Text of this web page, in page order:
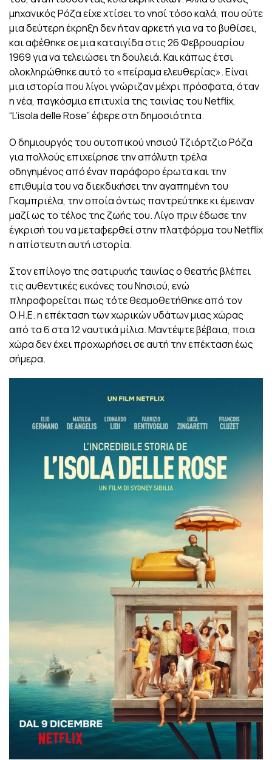
μηχανικός Ρόζα είχε χτίσει το νησί τόσο καλά, που ούτε
μια δεύτερη έκρηξη δεν ήταν αρκετή για να το βυθίσει,
και αφέθηκε σε μια καταιγίδα στις 26 Φεβρουαρίου
1969 για να τελειώσει τη δουλειά. Και κάπως έτσι
ολοκληρώθηκε αυτό το «πείραμα ελευθερίας». Είναι
μια ιστορία που λίγοι γνώριζαν μέχρι πρόσφατα, όταν
η νέα, παγκόσμια επιτυχία της ταινίας του Netflix,
“L’isola delle Rose” έφερε στη δημοσιότητα.
Ο δημιουργός του ουτοπικού νησιού Τζιόρτζιο Ρόζα
για πολλούς επιχείρησε την απόλυτη τρέλα
οδηγημένος από έναν παράφορο έρωτα και την
επιθυμία του να διεκδικήσει την αγαπημένη του
Γκαμπριέλα, την οποία όντως παντρεύτηκε κι έμειναν
μαζί ως το τέλος της ζωής του. Λίγο πριν έδωσε την
έγκρισή του να μεταφερθεί στην πλατφόρμα του Netflix
η απίστευτη αυτή ιστορία.
Στον επίλογο της σατιρικής ταινίας ο θεατής βλέπει
τις αυθεντικές εικόνες του Νησιού, ενώ
πληροφορείται πως τότε θεσμοθετήθηκε από τον
Ο.Η.Ε. η επέκταση των χωρικών υδάτων μιας χώρας
από τα 6 στα 12 ναυτικά μίλια. Μαντέψτε βέβαια, ποια
χώρα δεν έχει προχωρήσει σε αυτή την επέκταση έως
σήμερα.